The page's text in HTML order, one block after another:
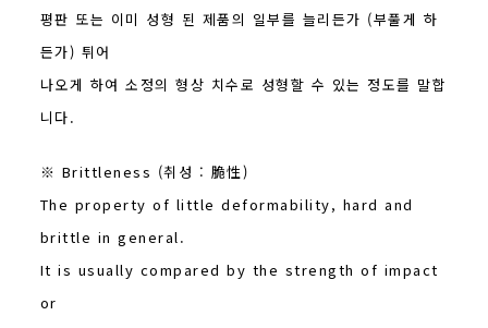
평판 또는 이미 성형 된 제품의 일부를 늘리든가 (부풀게 하
든가) 튀어
나오게 하여 소정의 형상 치수로 성형할 수 있는 정도를 말합
니다.
※ Brittleness (취성 : 脆性)
The property of little deformability, hard and
brittle in general.
It is usually compared by the strength of impact
or